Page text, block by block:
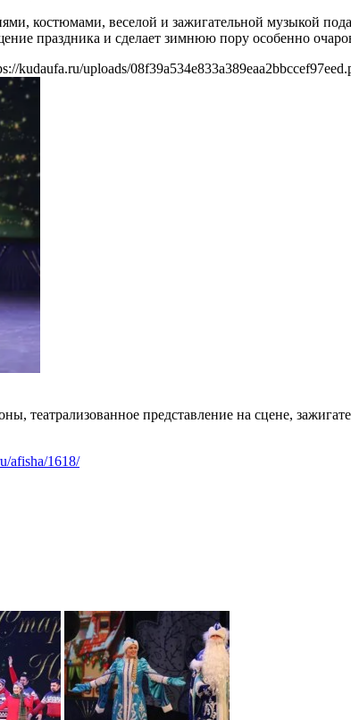
костюмами, веселой и зажигательной музыкой
праздника и сделает зимнюю пору особенно
kudaufa.ru/uploads/
театрализованное представление на сцене,
afisha/1618/